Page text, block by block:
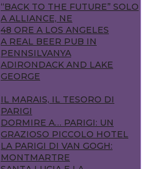
“BACK TO THE FUTURE” SOLO
A ALLIANCE, NE
48 ORE A LOS ANGELES
A REAL BEER PUB IN
PENNSILVANYA
ADIRONDACK AND LAKE
GEORGE
IL MARAIS, IL TESORO DI
PARIGI
DORMIRE A… PARIGI: UN
GRAZIOSO PICCOLO HOTEL
LA PARIGI DI VAN GOGH:
MONTMARTRE